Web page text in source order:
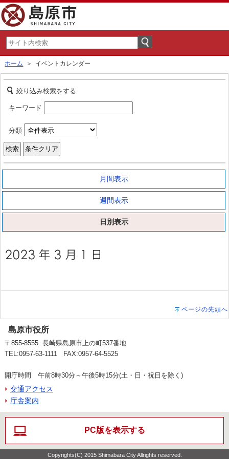
ホーム ＞ イベントカレンダー
絞り込み検索をする
キーワード
分類
月間表示
週間表示
日別表示
ページの先頭へ
島原市役所
〒855-8555 長崎県島原市上の町537番地
TEL:0957-63-1111 FAX:0957-64-5525
開庁時間 午前8時30分～午後5時15分(土・日・祝日を除く)
交通アクセス
庁舎案内
PC版を表示する
Copyrights(C) 2015 Shimabara City Allrights reserved.